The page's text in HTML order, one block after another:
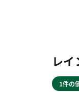
レ
1件の